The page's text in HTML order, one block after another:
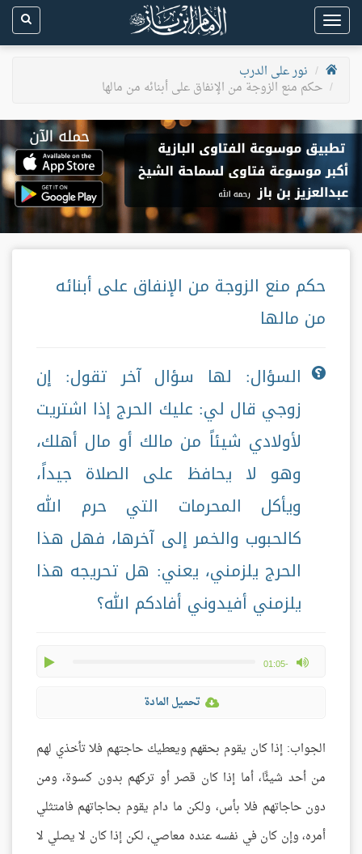
Toggle
navigation
نور على الدرب
حكم منع الزوجة من الإنفاق على أبنائه من مالها
حكم منع الزوجة من الإنفاق على أبنائه
من مالها
السؤال: لها سؤال آخر تقول: إن
زوجي قال لي: عليك الحرج إذا اشتريت
لأولادي شيئاً من مالك أو مال أهلك،
وهو لا يحافظ على الصلاة جيداً،
ويأكل المحرمات التي حرم الله
كالحبوب والخمر إلى آخرها، فهل هذا
الحرج يلزمني، يعني: هل تحريجه هذا
يلزمني أفيدوني أفادكم الله؟
-01:05
max volume
تحميل المادة
الجواب: إذا كان يقوم بحقهم ويعطيك حاجتهم فلا تأخذي لهم
من أحد شيئًا، أما إذا كان قصر أو تركهم بدون كسوة، ومن
دون حاجاتهم فلا بأس، ولكن ما دام يقوم بحاجاتهم فامتثلي
أمره، وإن كان في نفسه عنده معاصي، لكن إذا كان لا يصلي لا